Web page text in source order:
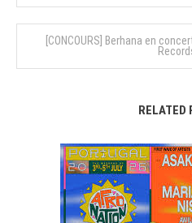
de
l’article
[CONCOURS] Berhana en
RELATED